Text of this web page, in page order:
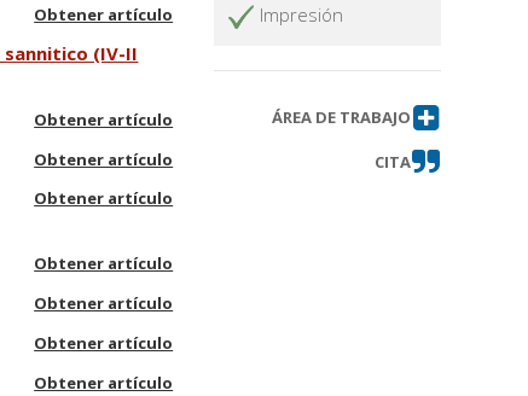
Obtener artículo
(IV-II
Obtener artículo
Obtener artículo
Obtener artículo
Obtener artículo
Obtener artículo
Obtener artículo
Obtener artículo
Impresión
ÁREA DE TRABAJO
CITA